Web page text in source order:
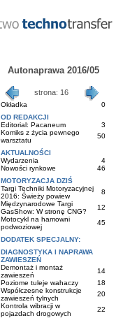
Autonaprawa 2016/05
strona: 16
Okładka
0
OD REDAKCJI
Editorial: Pacaneum
3
Komiks z życia pewnego
warsztatu
50
AKTUALNOŚCI
Wydarzenia
4
Nowości rynkowe
46
MOTORYZACJA DZIŚ
Targi Techniki Motoryzacyjnej
2016: Świeży powiew
8
Międzynarodowe Targi
GasShow: W stronę CNG?
12
Motocykl na hamowni
podwoziowej
45
DODATEK SPECJALNY:
DIAGNOSTYKA I NAPRAWA
ZAWIESZEŃ
Demontaż i montaż
zawieszeń
14
Poziome tuleje wahaczy
18
Współczesne konstrukcje
zawieszeń tylnych
20
Kontrola wibracji w
pojazdach drogowych
22